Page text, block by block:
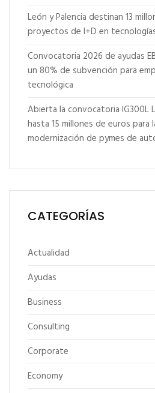
León y Palencia destinan 13
proyectos de I+D en
Convocatoria 2026 de ayudas
un 80% de subvención para
tecnológica
Abierta la convocatoria IG300L
hasta 15 millones de euros
modernización de pymes de
CATEGORÍAS
Actualidad
Ayudas
Business
Consulting
Corporate
Economy